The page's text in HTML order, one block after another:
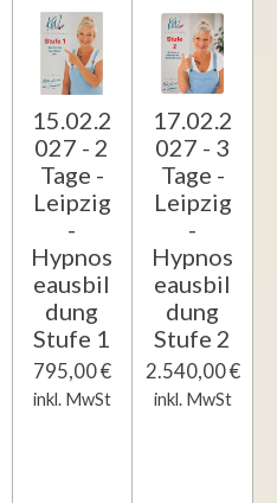
15.02.2
027 - 2
Tage -
Leipzig
-
Hypnos
eausbil
dung
Stufe 1
795,00 €
inkl. MwSt
17.02.2
027 - 3
Tage -
Leipzig
-
Hypnos
eausbil
dung
Stufe 2
2.540,00 €
inkl. MwSt